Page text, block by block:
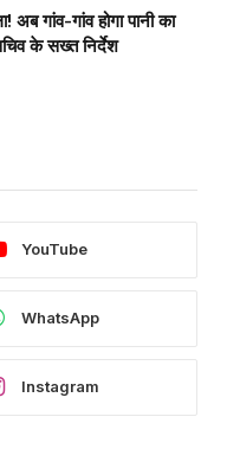
गांव-गांव होगा पानी का
के सख्त निर्देश
YouTube
WhatsApp
Instagram